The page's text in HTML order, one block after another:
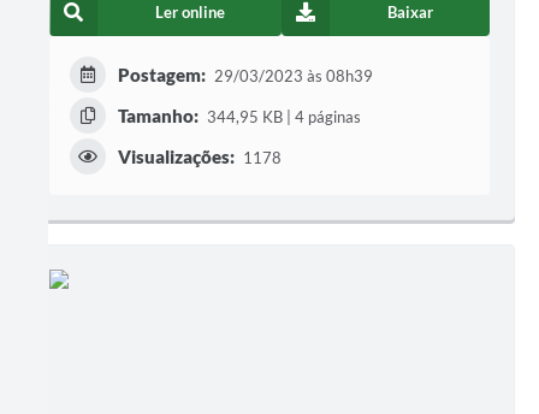
Ler online Baixar
Postagem: 29/03/2023 às 08h39
Tamanho: 344,95 KB | 4 páginas
Visualizações: 1178